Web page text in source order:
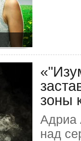
зоны
Адриа
над